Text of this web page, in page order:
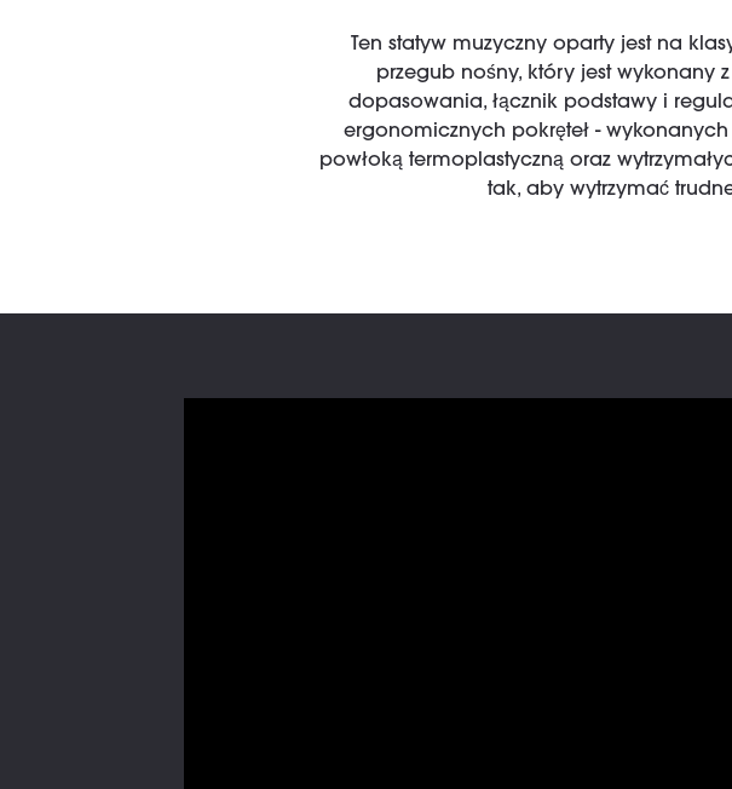
Ten statyw muzyczny oparty jest na
przegub nośny, który jest
dopasowania, łącznik podstawy i
ergonomicznych pokręteł -
powłoką termoplastyczną oraz
tak, aby wytrzymać